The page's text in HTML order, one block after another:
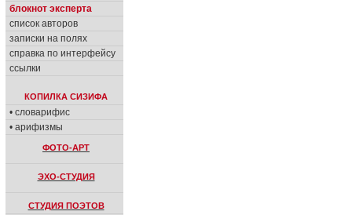
блокнот эксперта
список авторов
записки на полях
справка по интерфейсу
ссылки
КОПИЛКА СИЗИФА
• словарифис
• арифизмы
ФОТО-АРТ
ЭХО-СТУДИЯ
СТУДИЯ ПОЭТОВ